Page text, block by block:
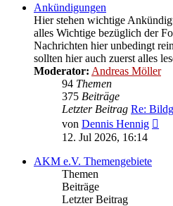
Ankündigungen
Hier stehen wichtige
alles Wichtige bezüglich der
Nachrichten hier unbedingt
sollten hier auch zuerst alles
Moderator: Andreas Möller
94 Themen
375 Beiträge
Letzter Beitrag Re:
von Dennis Hennig
12. Jul 2026, 16:14
AKM e.V. Themengebiete
Themen
Beiträge
Letzter Beitrag